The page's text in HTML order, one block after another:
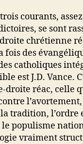
courants,
se sont
chrétienne
fois des
catholiques
est J.D. Vance.
droite réac, celle
tradition, l’ordre
le populisme
vraiment